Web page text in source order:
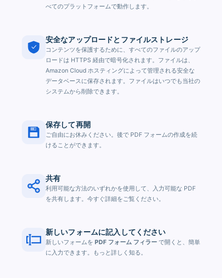
べてのプラットフォームで動作します。
安全なアップロードとファイルストレージ
コンテンツを保護するために、すべてのファイルのアップ
ロードは HTTPS 経由で暗号化されます。ファイルは、
Amazon Cloud ホスティングによって管理される安全な
データベースに保存されます。ファイルはいつでも当社の
システムから削除できます。
保存して再開
ご自由にお休みください。後で PDF フォームの作成を続
けることができます。
共有
利用可能な方法のいずれかを使用して、入力可能な PDF
を共有します。今すぐ詳細をご覧ください。
新しいフォームに記入してください
新しいフォームを PDF フォーム フィラー で開くと、簡単
に入力できます。もっと詳しく知る。